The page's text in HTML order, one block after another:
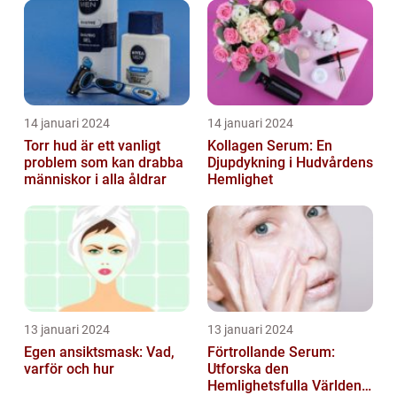
14 januari 2024
Torr hud är ett vanligt
problem som kan drabba
människor i alla åldrar
14 januari 2024
Kollagen Serum: En
Djupdykning i Hudvårdens
Hemlighet
13 januari 2024
Egen ansiktsmask: Vad,
varför och hur
13 januari 2024
Förtrollande Serum:
Utforska den
Hemlighetsfulla Världen